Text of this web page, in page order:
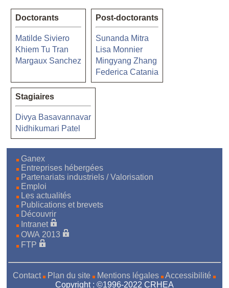
Doctorants
Matilde Siviero
Khiem Tu Tran
Margaux Sanchez
Post-doctorants
Sunanda Mitra
Lisa Monnier
Mingyang Zhang
Federica Catania
Stagiaires
Divya Basavannavar
Nidhikumari Patel
Ganex
Entreprises hébergées
Partenariats industriels / Valorisation
Emploi
Les actualités
Publications et brevets
Découvrir
Intranet
OWA 2013
FTP
Contact Plan du site Mentions légales
Accessibilité
Copyright : ©1996-2022 CRHEA